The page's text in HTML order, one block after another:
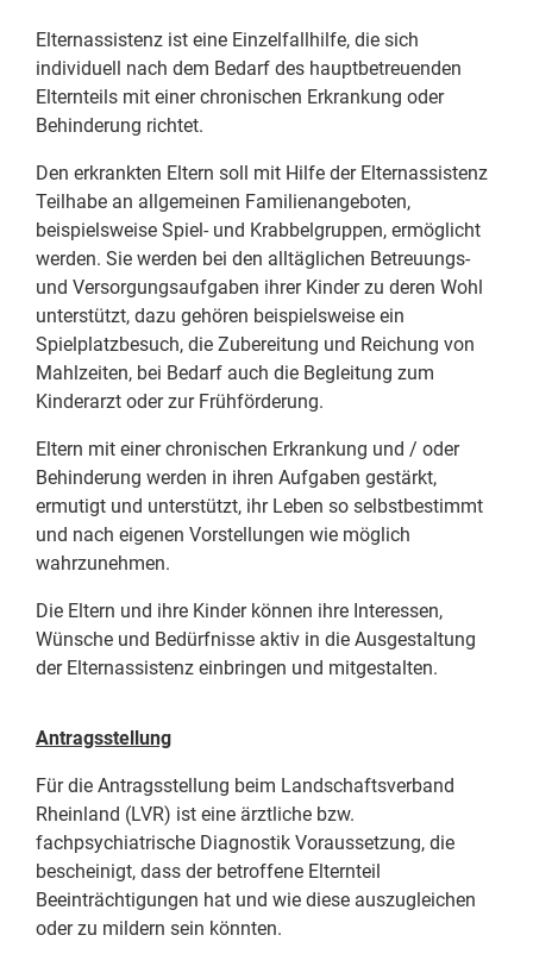
Elternassistenz ist eine Einzelfallhilfe, die sich
individuell nach dem Bedarf des hauptbetreuenden
Elternteils mit einer chronischen Erkrankung oder
Behinderung richtet.
Den erkrankten Eltern soll mit Hilfe der Elternassistenz
Teilhabe an allgemeinen Familienangeboten,
beispielsweise Spiel- und Krabbelgruppen, ermöglicht
werden. Sie werden bei den alltäglichen Betreuungs-
und Versorgungsaufgaben ihrer Kinder zu deren Wohl
unterstützt, dazu gehören beispielsweise ein
Spielplatzbesuch, die Zubereitung und Reichung von
Mahlzeiten, bei Bedarf auch die Begleitung zum
Kinderarzt oder zur Frühförderung.
Eltern mit einer chronischen Erkrankung und / oder
Behinderung werden in ihren Aufgaben gestärkt,
ermutigt und unterstützt, ihr Leben so selbstbestimmt
und nach eigenen Vorstellungen wie möglich
wahrzunehmen.
Die Eltern und ihre Kinder können ihre Interessen,
Wünsche und Bedürfnisse aktiv in die Ausgestaltung
der Elternassistenz einbringen und mitgestalten.
Antragsstellung
Für die Antragsstellung beim Landschaftsverband
Rheinland (LVR) ist eine ärztliche bzw.
fachpsychiatrische Diagnostik Voraussetzung, die
bescheinigt, dass der betroffene Elternteil
Beeinträchtigungen hat und wie diese auszugleichen
oder zu mildern sein könnten.